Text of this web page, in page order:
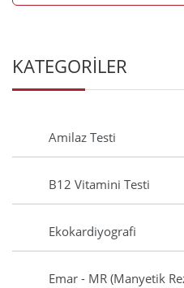
KATEGORİLER
Amilaz Testi
B12 Vitamini Testi
Ekokardiyografi
Emar - MR (Manyetik